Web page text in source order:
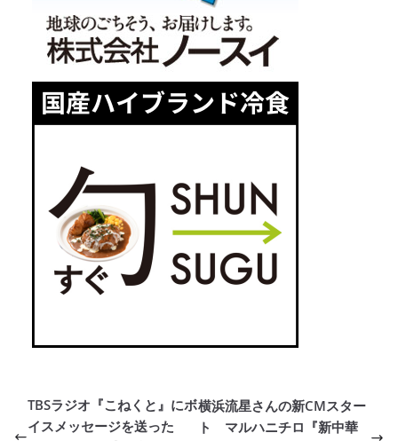
TBSラジオ『こねくと』にボ
イスメッセージを送った
横浜流星さんの新CMスター
ト マルハニチロ『新中華